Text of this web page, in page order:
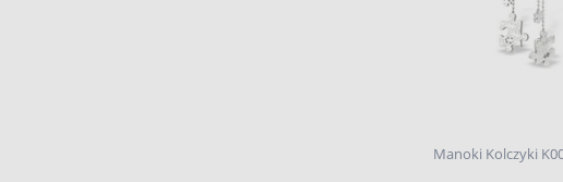
Manoki Kolczyki